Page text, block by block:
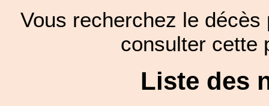
Vous recherchez le
consulter
Liste des